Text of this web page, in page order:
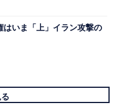
はいま「上」イラン攻撃の